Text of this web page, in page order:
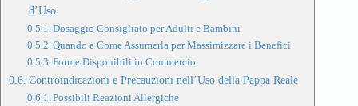
d’Uso
Dosaggio Consigliato per Adulti e Bambini
Quando e Come Assumerla per Massimizzare i Benefici
Forme Disponibili in Commercio
Controindicazioni e Precauzioni nell’Uso della Pappa Reale
Possibili Reazioni Allergiche